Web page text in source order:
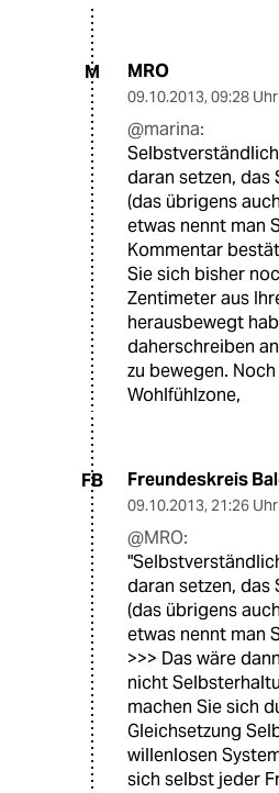
M MRO
09.10.2013, 09:28 Uhr
@marina:
daran setzen, das
(das übrigens
etwas nennt man
Kommentar
Sie sich bisher
Zentimeter aus
herausbewegt
daherschreiben
zu bewegen.
Wohlfühlzone,
FB Freundeskreis
09.10.2013, 21:26 Uhr
@MRO:
daran setzen, das
(das übrigens
etwas nennt man
>>> Das wäre
nicht
machen Sie sich
Gleichsetzung
willenlosen
sich selbst jeder